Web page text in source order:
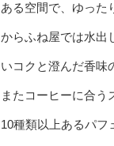
ある空間で、ゆった
からふね屋では水出
いコクと澄んだ香味
またコーヒーに合う
10種類以上あるパフ